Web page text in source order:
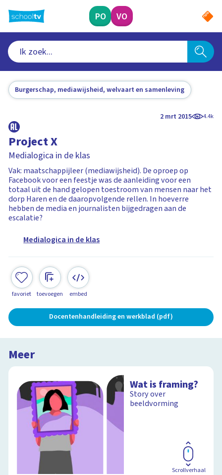
naar
hoofdinhoud
PO VO
Burgerschap, mediawijsheid, welvaart en samenleving
2 mrt 2015 4.4k
Project X
Medialogica in de klas
Vak: maatschappijleer (mediawijsheid). De oproep op
Facebook voor een feestje was de aanleiding voor een
totaal uit de hand gelopen toestroom van mensen naar het
dorp Haren en de daaropvolgende rellen. In hoeverre
hebben de media en journalisten bijgedragen aan de
escalatie?
Medialogica in de klas
favoriet toevoegen embed
Docentenhandleiding en werkblad (pdf)
Meer
Wat is framing?
Story over
beeldvorming
Scrollverhaal